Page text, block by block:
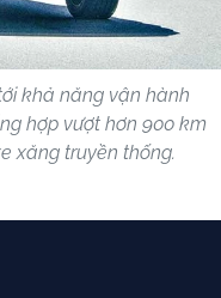
khả năng vận hành
hợp vượt hơn 900 km
xăng truyền thống.